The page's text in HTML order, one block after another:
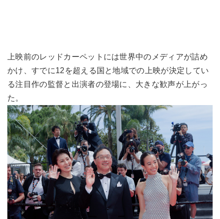
上映前のレッドカーペットには世界中のメディアが詰め
かけ、すでに12を超える国と地域での上映が決定してい
る注目作の監督と出演者の登場に、大きな歓声が上がっ
た。